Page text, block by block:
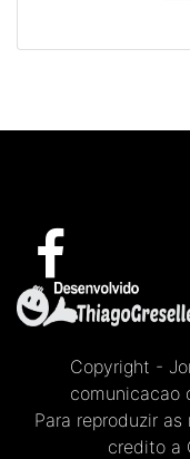
Copyright -
comunicacao
Para reproduzir
credito a